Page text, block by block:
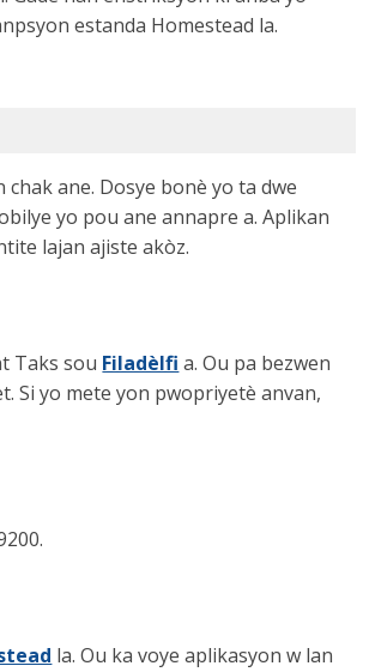
estanda Homestead la.
ane. Dosye bonè yo ta dwe
yo pou ane annapre a. Aplikan
lajan ajiste akòz.
Taks sou Filadèlfi a. Ou pa bezwen
Si yo mete yon pwopriyetè anvan,
la. Ou ka voye aplikasyon w lan